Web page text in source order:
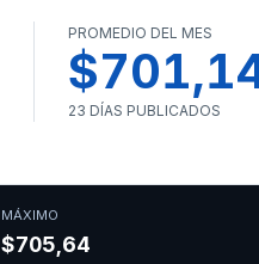
PROMEDIO DEL MES
23 DÍAS PUBLICADOS
MÁXIMO
$705,64